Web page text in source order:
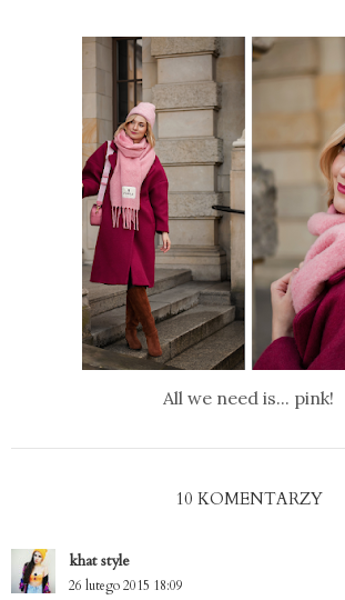
All we need is... pink!
10 KOMENTARZY
khat style
26 lutego 2015 18:09